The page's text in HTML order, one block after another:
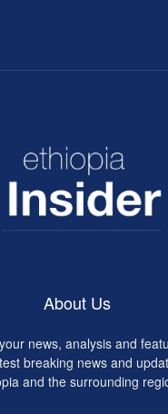
About Us
news, analysis and
breaking news and
and the surrounding